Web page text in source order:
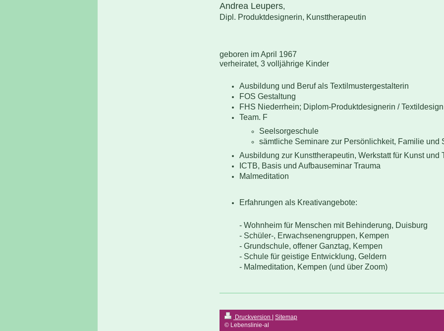
Andrea Leupers,
Dipl. Produktdesignerin, Kunsttherapeutin
geboren im April 1967
verheiratet, 3 volljährige Kinder
Ausbildung und Beruf als Textilmustergestalterin
FOS Gestaltung
FHS Niederrhein; Diplom-Produktdesignerin / Textildesign
Team. F
Seelsorgeschule
​​sämtliche Seminare zur Persönlichkeit, Familie und
Ausbildung zur Kunsttherapeutin, Werkstatt für Kunst und
ICTB, Basis und Aufbauseminar Trauma
Malmeditation
Erfahrungen als Kreativangebote:
- Wohnheim für Menschen mit Behinderung, Duisburg
- Schüler-, Erwachsenengruppen, Kempen
- Grundschule, offener Ganztag, Kempen
- Schule für geistige Entwicklung, Geldern
- Malmeditation, Kempen (und über Zoom)
Druckversion | Sitemap
© Lebenslinie-al